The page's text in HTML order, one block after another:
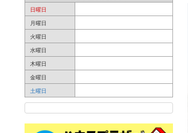
日曜日
月曜日
火曜日
水曜日
木曜日
金曜日
土曜日